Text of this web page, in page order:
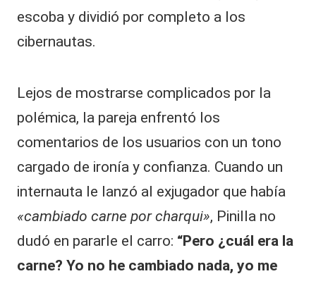
escoba y dividió por completo a los
cibernautas.
Lejos de mostrarse complicados por la
polémica, la pareja enfrentó los
comentarios de los usuarios con un tono
cargado de ironía y confianza. Cuando un
internauta le lanzó al exjugador que había
«cambiado carne por charqui», Pinilla no
dudó en pararle el carro: “Pero ¿cuál era la
carne? Yo no he cambiado nada, yo me